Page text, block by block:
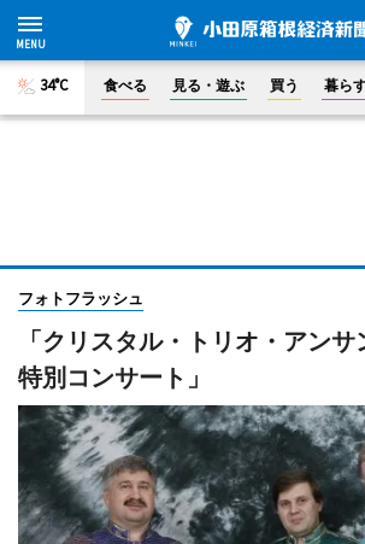
34°C 食べる 見る・遊ぶ 買う 暮ら
フォトフラッシュ
「クリスタル・トリオ・アン
特別コンサート」